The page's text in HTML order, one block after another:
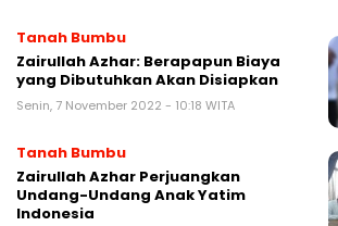
Tanah Bumbu
Zairullah Azhar: Berapapun Biaya
yang Dibutuhkan Akan Disiapkan
Senin, 7 November 2022 - 10:18 WITA
Tanah Bumbu
Zairullah Azhar Perjuangkan
Undang-Undang Anak Yatim
Indonesia